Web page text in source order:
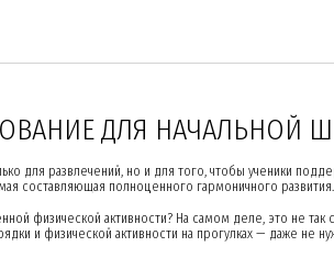
ДЛЯ НАЧАЛЬНОЙ
для развлечений, но и для того, чтобы ученики
составляющая полноценного гармоничного развития.
физической активности? На самом деле, это не
и физической активности на прогулках — даже не